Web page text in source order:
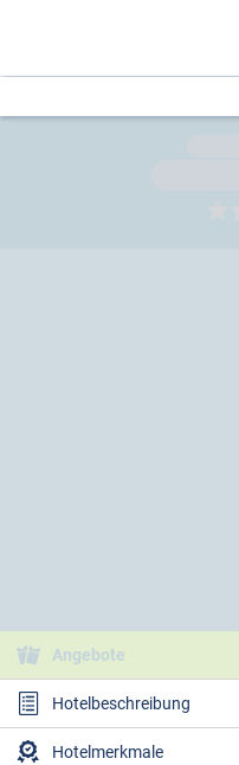
Angebote
Hotelbeschreibung
Hotelmerkmale